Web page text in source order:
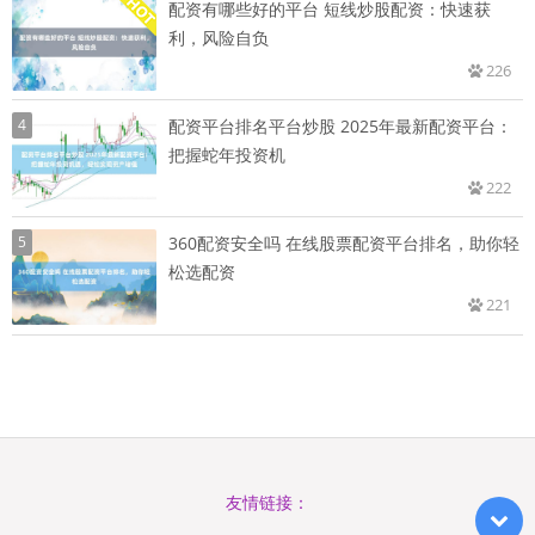
配资有哪些好的平台 短线炒股配资：快速获
利，风险自负
226
4
配资平台排名平台炒股 2025年最新配资平台：
把握蛇年投资机
222
5
360配资安全吗 在线股票配资平台排名，助你轻
松选配资
221
友情链接：